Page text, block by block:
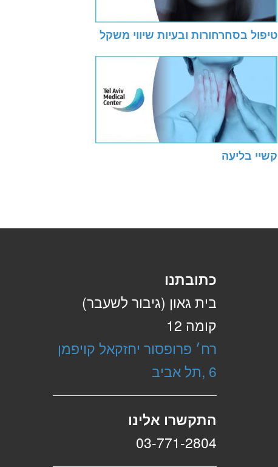
טיפול בסחרחורות ובעיות שיווי משקל
קשיי בליעה
כתובתנו
בית גאון (גיבור לשעבר)
קומה 12
רח׳ פרופסור יחזקאל קויפמן
6 ,תל אביב
התקשרו אלינו
03-771-2804